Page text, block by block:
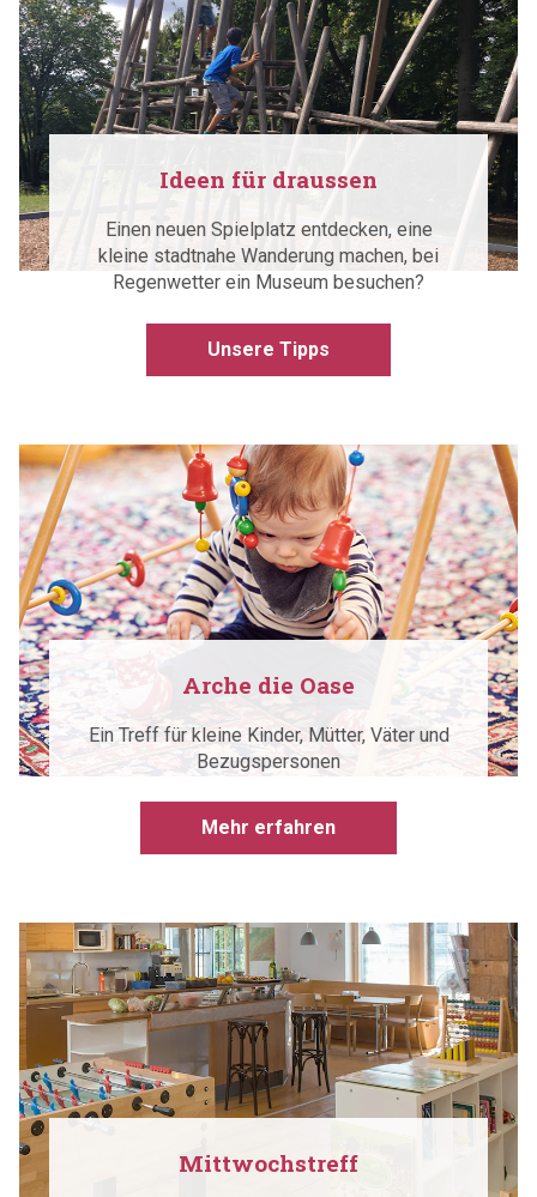
Ideen für draussen
Einen neuen Spielplatz entdecken, eine
kleine stadtnahe Wanderung machen, bei
Regenwetter ein Museum besuchen?
Unsere Tipps
Arche die Oase
Ein Treff für kleine Kinder, Mütter, Väter und
Bezugspersonen
Mehr erfahren
Mittwochstreff